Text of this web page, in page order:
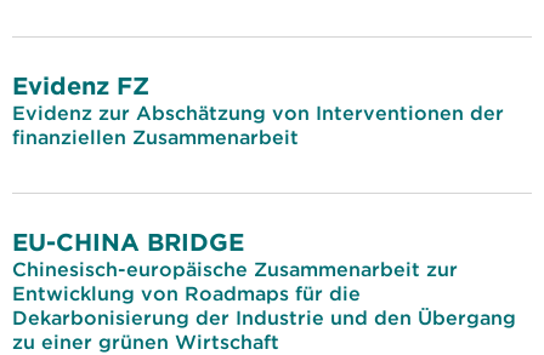
Evidenz FZ
Evidenz zur Abschätzung von Interventionen der
finanziellen Zusammenarbeit
EU-CHINA BRIDGE
Chinesisch-europäische Zusammenarbeit zur
Entwicklung von Roadmaps für die
Dekarbonisierung der Industrie und den Übergang
zu einer grünen Wirtschaft